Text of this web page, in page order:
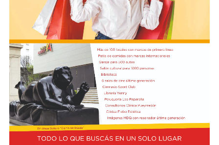
Prevost y Bergoglio se conocieron en Buenos Aires en
2004 durante el Congreso Agustiniano de Teología, y
desde entonces, el estadounidense ha regresado al país
en marzo de 2013.
"Varias veces tuve ocasión de conocerle y hablar con él",
recordó Prevost sobre Bergoglio. Ahora, como Papa,
regresará a la Argentina con San Lorenzo a la
expectativa de una decisión del Vaticano que podría
quedar grabada en la historia del club.
La autorización militar ocurre en un contexto de
fricción diplomática originada por las declaraciones
de Javier Milei hacia su par brasileño, Lula da Silva. Esta
situación derivó en el retiro del embajador brasileño en
Buenos Aires, Julio Bitelli.
Desde el Palacio del Planalto, el canciller Mauro
Vieira calificó los insultos del mandatario argentino
como "graves e inaceptables". Por su parte, Brasil decidió
reducir su representación en el país al nivel de
encargado de negocios.